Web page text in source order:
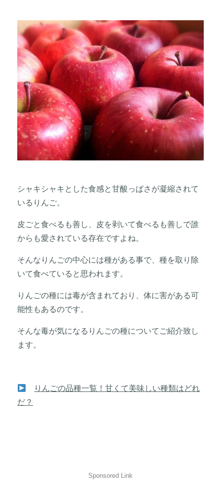
シャキシャキとした食感と甘酸っぱさが凝縮されて
いるりんご。
皮ごと食べるも善し、皮を剥いて食べるも善しで誰
からも愛されている存在ですよね。
そんなりんごの中心には種がある事で、種を取り除
いて食べていると思われます。
りんごの種には毒が含まれており、体に害がある可
能性もあるのです。
そんな毒が気になるりんごの種についてご紹介致し
ます。
りんごの品種一覧！甘くて美味しい種類はどれ
だ？
Sponsored Link